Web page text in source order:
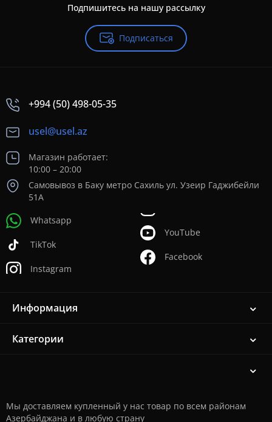
Подпишитесь на нашу рассылку
Подписаться
+994 (50) 498-05-35
usel@usel.az
Магазин работает:
10:00 – 20:00
Самовывоз в Баку метро Сахиль ул. Узеир Гаджибейли
51А
Whatsapp
TikTok
Instagram
YouTube
Facebook
Информация
Категории
Мы доставляем купленный у нас товар по всем районам
Азербайджана и в любую страну